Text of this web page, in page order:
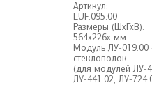
Артикул:
LUF.095.00
Размеры (ШхГхВ):
564х226х мм
Модуль ЛУ-019.00
стеклополок
(для модулей ЛУ-
ЛУ-441.02, ЛУ-